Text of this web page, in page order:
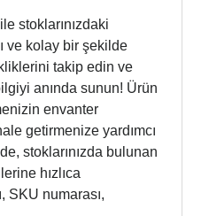
stoklarınızdaki
ve kolay bir şekilde
takip edin ve
anında sunun! Ürün
envanter
getirmenize yardımcı
stoklarınızda bulunan
hızlıca
SKU numarası,